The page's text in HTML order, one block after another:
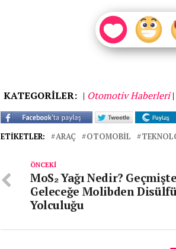
KATEGORİLER: | Otomotiv Haberleri |
ETIKETLER: ARAÇ OTOMOBIL
ÖNCEKI
MoS₂ Yağı Nedir?
Geleceğe Molibden
Yolculuğu